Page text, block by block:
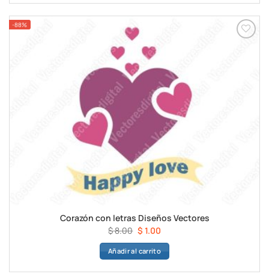
$ 8.00.$ 1.00.
-88%
Corazón con letras Diseños Vectores
$8.00 El
precio
original
$ 1.00El
precio
actual
Añadir al carrito